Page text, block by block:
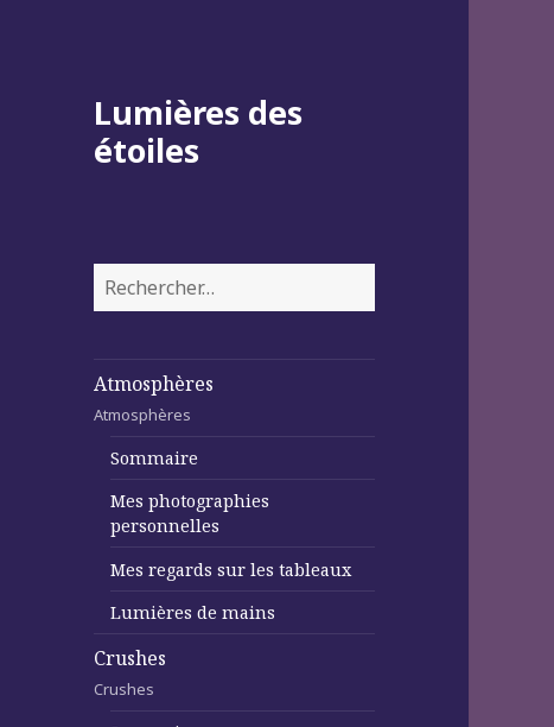
Lumières des
étoiles
Rechercher :
Atmosphères
Atmosphères
Sommaire
Mes photographies
personnelles
Mes regards sur les tableaux
Lumières de mains
Crushes
Crushes